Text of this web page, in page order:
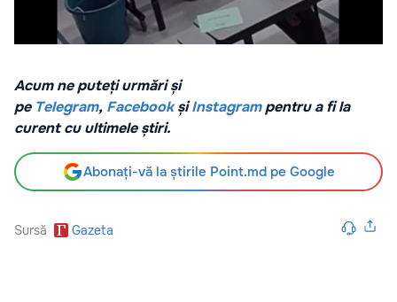
Acum ne puteți urmări și
pe Telegram, Facebook șiInstagrampentru a fi la
curent cu ultimele știri.
Abonați-vă la știrile Point.md pe Google
Sursă Gazeta